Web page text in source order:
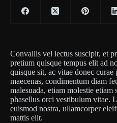
Convallis vel lectus suscipit, et
pretium quisque tempus elit ad
quisque sit, ac vitae donec curae
maecenas, condimentum diam
malesuada, etiam molestie etiam
phasellus orci vestibulum vitae.
euismod nostra, ullamcorper
mattis elit.